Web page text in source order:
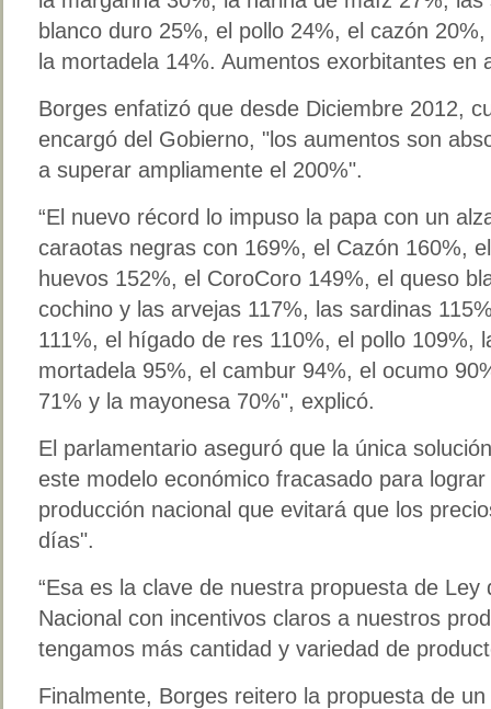
blanco duro 25%, el pollo 24%, el cazón
la mortadela 14%. Aumentos exorbitantes en
Borges enfatizó que desde Diciembre 2012,
encargó del Gobierno, "los aumentos son
a superar ampliamente el 200%".
“El nuevo récord lo impuso la papa con un
caraotas negras con 169%, el Cazón 160%,
huevos 152%, el CoroCoro 149%, el queso
cochino y las arvejas 117%, las sardinas
111%, el hígado de res 110%, el pollo 109%,
mortadela 95%, el cambur 94%, el ocumo
71% y la mayonesa 70%", explicó.
El parlamentario aseguró que la única
este modelo económico fracasado para
producción nacional que evitará que los
días".
“Esa es la clave de nuestra propuesta de
Nacional con incentivos claros a nuestros
tengamos más cantidad y variedad de
Finalmente, Borges reitero la propuesta de